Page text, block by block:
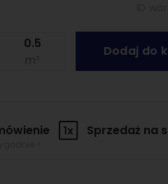
Sprzedaż na